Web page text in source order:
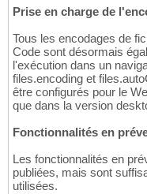
Prise en charge de
Tous les encodages de
Code sont désormais
l'exécution dans un
files.encoding et
être configurés pour le
que dans la version
Fonctionnalités en
Les fonctionnalités en
publiées, mais sont
utilisées.